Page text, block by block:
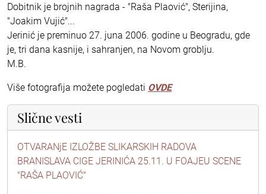
Dobitnik je brojnih nagrada - "Raša Plaović", Sterijina,
"Joakim Vujić"...
Jerinić je preminuo 27. juna 2006. godine u Beogradu, gde
je, tri dana kasnije, i sahranjen, na Novom groblju.
M.B.
Više fotografija možete pogledati OVDE
Slične vesti
OTVARANjE IZLOŽBE SLIKARSKIH RADOVA
BRANISLAVA CIGE JERINIĆA 25.11. U FOAJEU SCENE
"RAŠA PLAOVIĆ"